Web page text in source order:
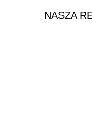
NASZA